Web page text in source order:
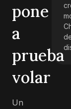
pone
a
prueba
volar
Un